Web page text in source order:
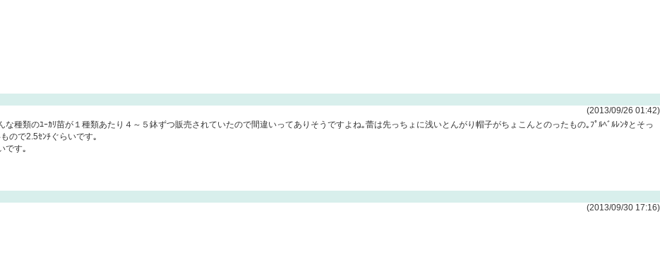
(2013/09/26 01:42)
種類のﾕｰｶﾘ苗が１種類あたり４～５鉢ずつ販売されていたので間違いってありそうですよね｡蕾は先っちょに浅いとんがり帽子がちょこんとのったもの｡ﾌﾟﾙﾍﾞﾙﾚﾝﾀとそっ
ので2.5ｾﾝﾁぐらいです｡
です｡
(2013/09/30 17:16)